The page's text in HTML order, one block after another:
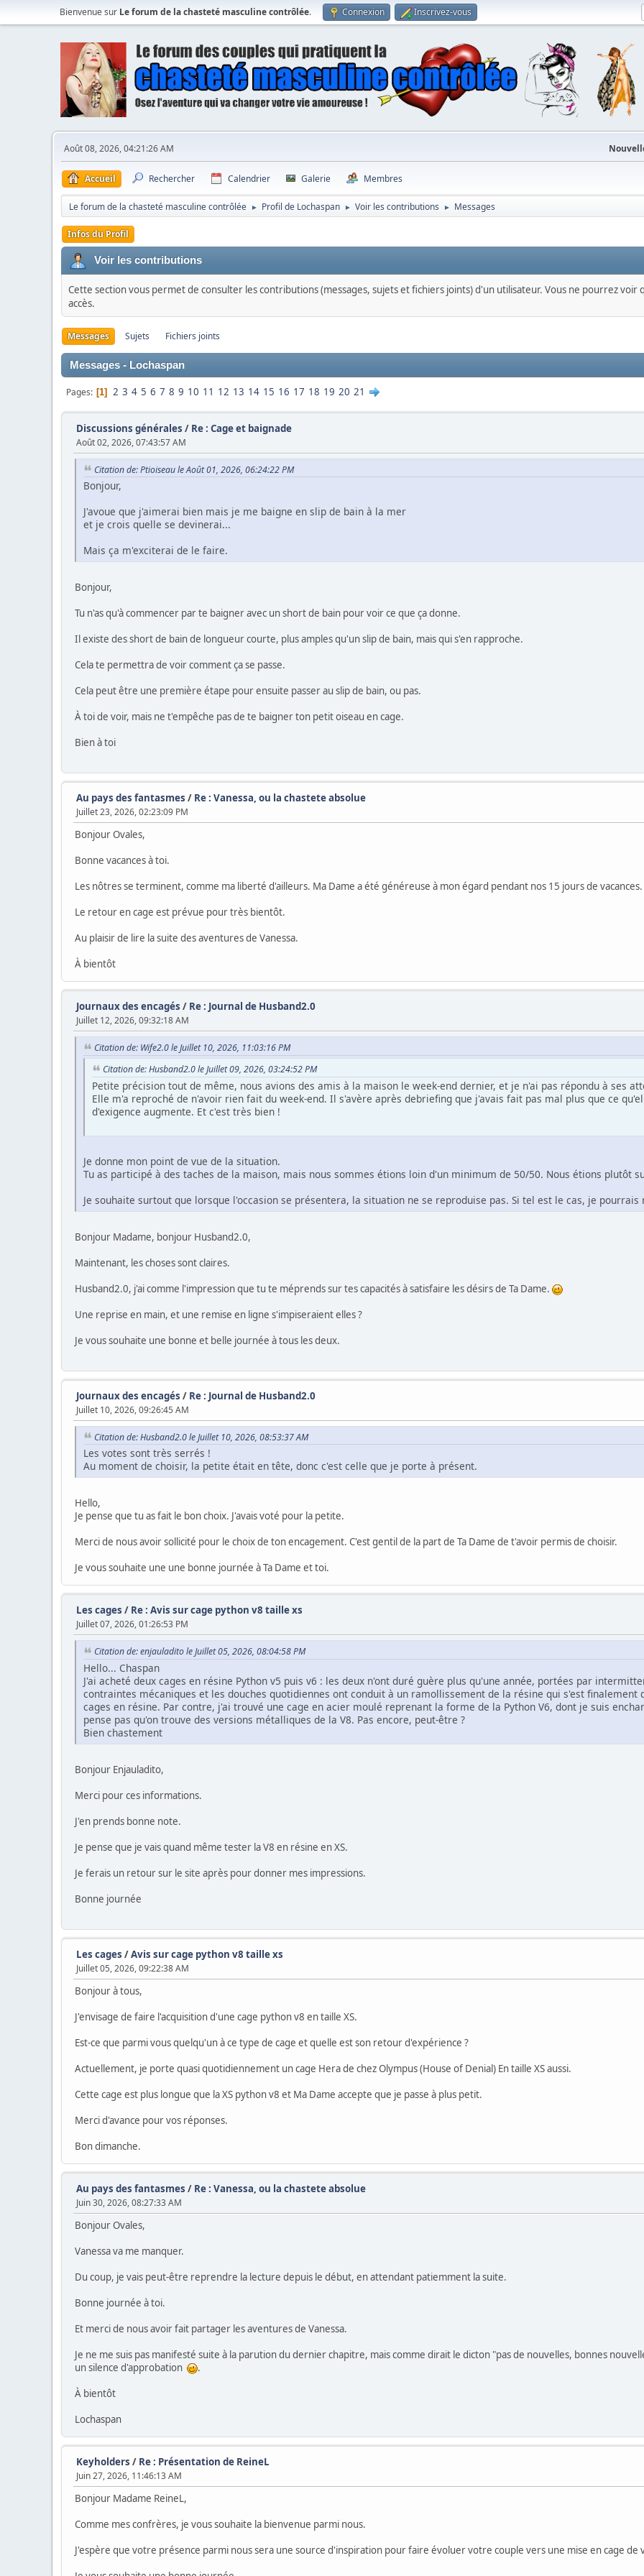
Bienvenue sur Le forum de la chasteté masculine contrôlée. Connexion Inscrivez-vous
Août 08, 2026, 04:21:26 AM
Accueil Rechercher Calendrier Galerie Membres
Le forum de la chasteté masculine contrôlée ► Profil de Lochaspan ► Voir les contributions ► Messages
Infos du Profil
Voir les contributions
Cette section vous permet de consulter les contributions (messages, sujets et fichiers joints) d'un utilisateur. Vous ne pourrez voir
accès.
Messages Sujets Fichiers joints
Messages - Lochaspan
Pages 1 2 3 4 5 6 7 8 9 10 11 12 13 14 15 16 17 18 19 20 21
Discussions générales / Re : Cage et baignade
Août 02, 2026, 07:43:57 AM
Citation de: Ptioiseau le Août 01, 2026, 06:24:22 PM
Bonjour,
J'avoue que j'aimerai bien mais je me baigne en slip de bain à la mer
et je crois quelle se devinerai...
Mais ça m'exciterai de le faire.
Bonjour,
Tu n'as qu'à commencer par te baigner avec un short de bain pour voir ce que ça donne.
Il existe des short de bain de longueur courte, plus amples qu'un slip de bain, mais qui s'en rapproche.
Cela te permettra de voir comment ça se passe.
Cela peut être une première étape pour ensuite passer au slip de bain, ou pas.
À toi de voir, mais ne t'empêche pas de te baigner ton petit oiseau en cage.
Bien à toi
Au pays des fantasmes / Re : Vanessa, ou la chastete absolue
Juillet 23, 2026, 02:23:09 PM
Bonjour Ovales,
Bonne vacances à toi.
Les nôtres se terminent, comme ma liberté d'ailleurs. Ma Dame a été généreuse à mon égard pendant nos 15 jours de vacances.
Le retour en cage est prévue pour très bientôt.
Au plaisir de lire la suite des aventures de Vanessa.
À bientôt
Journaux des encagés / Re : Journal de Husband2.0
Juillet 12, 2026, 09:32:18 AM
Citation de: Wife2.0 le Juillet 10, 2026, 11:03:16 PM
Citation de: Husband2.0 le Juillet 09, 2026, 03:24:52 PM
Petite précision tout de même, nous avions des amis à la maison le week-end dernier, et je n'ai pas répondu à ses
Elle m'a reproché de n'avoir rien fait du week-end. Il s'avère après debriefing que j'avais fait pas mal plus que ce
d'exigence augmente. Et c'est très bien !
Je donne mon point de vue de la situation.
Tu as participé à des taches de la maison, mais nous sommes étions loin d'un minimum de 50/50. Nous étions plutôt
Je souhaite surtout que lorsque l'occasion se présentera, la situation ne se reproduise pas. Si tel est le cas, je
Bonjour Madame, bonjour Husband2.0,
Maintenant, les choses sont claires.
Husband2.0, j'ai comme l'impression que tu te méprends sur tes capacités à satisfaire les désirs de Ta Dame.
Une reprise en main, et une remise en ligne s'impiseraient elles ?
Je vous souhaite une bonne et belle journée à tous les deux.
Journaux des encagés / Re : Journal de Husband2.0
Juillet 10, 2026, 09:26:45 AM
Citation de: Husband2.0 le Juillet 10, 2026, 08:53:37 AM
Les votes sont très serrés !
Au moment de choisir, la petite était en tête, donc c'est celle que je porte à présent.
Hello,
Je pense que tu as fait le bon choix. J'avais voté pour la petite.
Merci de nous avoir sollicité pour le choix de ton encagement. C'est gentil de la part de Ta Dame de t'avoir permis de choisir.
Je vous souhaite une une bonne journée à Ta Dame et toi.
Les cages / Re : Avis sur cage python v8 taille xs
Juillet 07, 2026, 01:26:53 PM
Citation de: enjauladito le Juillet 05, 2026, 08:04:58 PM
Hello... Chaspan
J'ai acheté deux cages en résine Python v5 puis v6 : les deux n'ont duré guère plus qu'une année, portées par
contraintes mécaniques et les douches quotidiennes ont conduit à un ramollissement de la résine qui s'est finalement
cages en résine. Par contre, j'ai trouvé une cage en acier moulé reprenant la forme de la Python V6, dont je suis
pense pas qu'on trouve des versions métalliques de la V8. Pas encore, peut-être ?
Bien chastement
Bonjour Enjauladito,
Merci pour ces informations.
J'en prends bonne note.
Je pense que je vais quand même tester la V8 en résine en XS.
Je ferais un retour sur le site après pour donner mes impressions.
Bonne journée
Les cages /Avis sur cage python v8 taille xs
Juillet 05, 2026, 09:22:38 AM
Bonjour à tous,
J'envisage de faire l'acquisition d'une cage python v8 en taille XS.
Est-ce que parmi vous quelqu'un à ce type de cage et quelle est son retour d'expérience ?
Actuellement, je porte quasi quotidiennement un cage Hera de chez Olympus (House of Denial) En taille XS aussi.
Cette cage est plus longue que la XS python v8 et Ma Dame accepte que je passe à plus petit.
Merci d'avance pour vos réponses.
Bon dimanche.
Au pays des fantasmes / Re : Vanessa, ou la chastete absolue
Juin 30, 2026, 08:27:33 AM
Bonjour Ovales,
Vanessa va me manquer.
Du coup, je vais peut-être reprendre la lecture depuis le début, en attendant patiemment la suite.
Bonne journée à toi.
Et merci de nous avoir fait partager les aventures de Vanessa.
Je ne me suis pas manifesté suite à la parution du dernier chapitre, mais comme dirait le dicton "pas de nouvelles, bonnes
un silence d'approbation
.
À bientôt
Lochaspan
Keyholders / Re : Présentation de ReineL
Juin 27, 2026, 11:46:13 AM
Bonjour Madame ReineL,
Comme mes confrères, je vous souhaite la bienvenue parmi nous.
J'espère que votre présence parmi nous sera une source d'inspiration pour faire évoluer votre couple vers une mise en cage